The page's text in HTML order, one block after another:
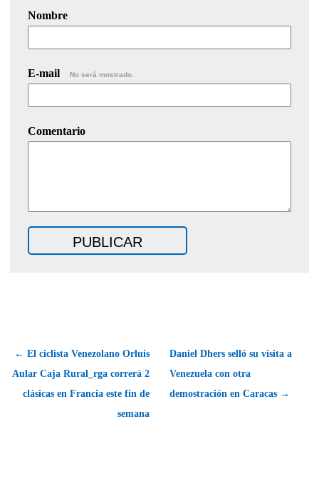
Nombre
E-mail No será mostrado.
Comentario
← El ciclista Venezolano Orluis
Aular Caja Rural_rga correrá 2
clásicas en Francia este fin de
semana
Daniel Dhers selló su visita a
Venezuela con otra
demostración en Caracas →